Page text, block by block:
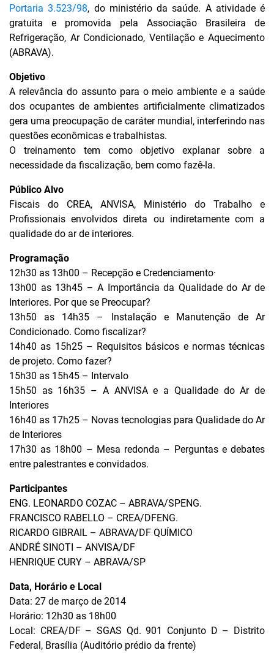
Portaria 3.523/98, do ministério da saúde. A atividade é
gratuita e promovida pela Associação Brasileira de
Refrigeração, Ar Condicionado, Ventilação e Aquecimento
(ABRAVA).
Objetivo
A relevância do assunto para o meio ambiente e a saúde
dos ocupantes de ambientes artificialmente climatizados
gera uma preocupação de caráter mundial, interferindo nas
questões econômicas e trabalhistas.
O treinamento tem como objetivo explanar sobre a
necessidade da fiscalização, bem como fazê-la.
Público Alvo
Fiscais do CREA, ANVISA, Ministério do Trabalho e
Profissionais envolvidos direta ou indiretamente com a
qualidade do ar de interiores.
Programação
12h30 as 13h00 – Recepção e Credenciamento·
13h00 as 13h45 – A Importância da Qualidade do Ar de
Interiores. Por que se Preocupar?
13h50 as 14h35 – Instalação e Manutenção de Ar
Condicionado. Como fiscalizar?
14h40 as 15h25 – Requisitos básicos e normas técnicas
de projeto. Como fazer?
15h30 as 15h45 – Intervalo
15h50 as 16h35 – A ANVISA e a Qualidade do Ar de
Interiores
16h40 as 17h25 – Novas tecnologias para Qualidade do Ar
de Interiores
17h30 as 18h00 – Mesa redonda – Perguntas e debates
entre palestrantes e convidados.
Participantes
ENG. LEONARDO COZAC – ABRAVA/SPENG.
FRANCISCO RABELLO – CREA/DFENG.
RICARDO GIBRAIL – ABRAVA/DF QUÍMICO
ANDRÉ SINOTI – ANVISA/DF
HENRIQUE CURY – ABRAVA/SP
Data, Horário e Local
Data: 27 de março de 2014
Horário: 12h30 as 18h00
Local: CREA/DF – SGAS Qd. 901 Conjunto D – Distrito
Federal, Brasília (Auditório prédio da frente)